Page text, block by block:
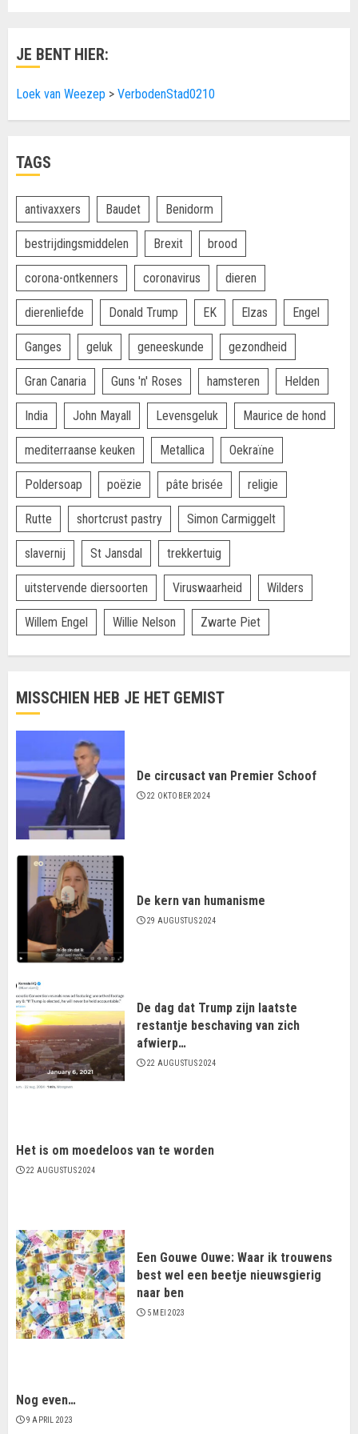
JE BENT HIER:
Loek van Weezep > VerbodenStad0210
TAGS
antivaxxers Baudet Benidorm
bestrijdingsmiddelen Brexit brood
corona-ontkenners coronavirus dieren
dierenliefde Donald Trump EK Elzas Engel
Ganges geluk geneeskunde gezondheid
Gran Canaria Guns 'n' Roses hamsteren Helden
India John Mayall Levensgeluk Maurice de hond
mediterraanse keuken Metallica Oekraïne
Poldersoap poëzie pâte brisée religie
Rutte shortcrust pastry Simon Carmiggelt
slavernij St Jansdal trekkertuig
uitstervende diersoorten Viruswaarheid Wilders
Willem Engel Willie Nelson Zwarte Piet
MISSCHIEN HEB JE HET GEMIST
De circusact van Premier Schoof
22 OKTOBER 2024
De kern van humanisme
29 AUGUSTUS 2024
De dag dat Trump zijn laatste
restantje beschaving van zich
afwierp…
22 AUGUSTUS 2024
Het is om moedeloos van te worden
22 AUGUSTUS 2024
Een Gouwe Ouwe: Waar ik trouwens
best wel een beetje nieuwsgierig
naar ben
5 MEI 2023
Nog even…
9 APRIL 2023